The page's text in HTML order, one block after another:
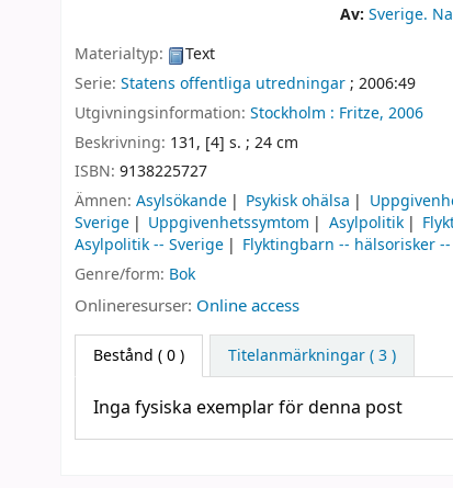
Av: Sverige.
Materialtyp:
Text
Serie: Statens offentliga utredningar; 2006:49
Utgivningsinformation: Stockholm : Fritze, 2006
Beskrivning: 131, [4] s. ; 24 cm
ISBN: 9138225727
Ämnen: Asylsökande Psykisk ohälsa
Sverige
Uppgivenhetssymtom Asylpolitik
Asylpolitik -- Sverige
Flyktingbarn -- hälsorisker
Genre/form: Bok
Onlineresurser: Online access
Bestånd ( 0 ) Titelanmärkningar ( 3 )
Inga fysiska exemplar för denna post